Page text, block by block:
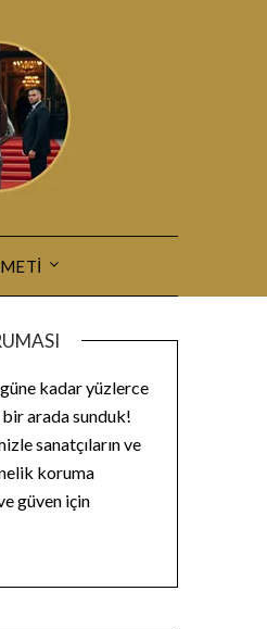
kadar yüzlerce
arada sunduk!
sanatçıların ve
koruma
güven için